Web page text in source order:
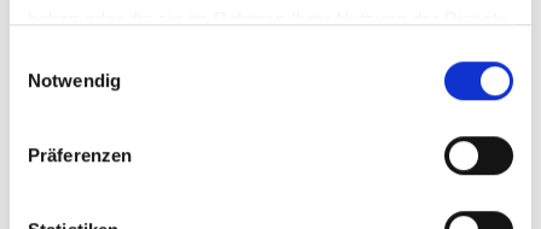
Notwendig
Präferenzen
Anpassungen vorzunehmen.
Seien Sie bereit, Pläne anzupassen, wenn sich
neue Informationen oder Herausforderungen
langfristigen Erfolg in der Prozessoptimierung.